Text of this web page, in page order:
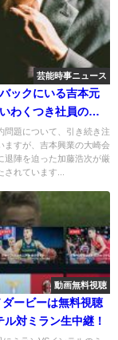
芸能時事ニュース
ックにいる吉本元
わくつき社員の名
問題について、引き続き注
ますが、吉本興業の大崎会
退陣を迫った加藤浩次が厳
されています...
動画無料視聴
ービーは無料視聴
対ミラン生中継！